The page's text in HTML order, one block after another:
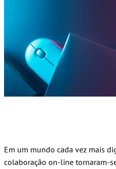
Em um mundo cada vez mais
colaboração on-line tornaram-